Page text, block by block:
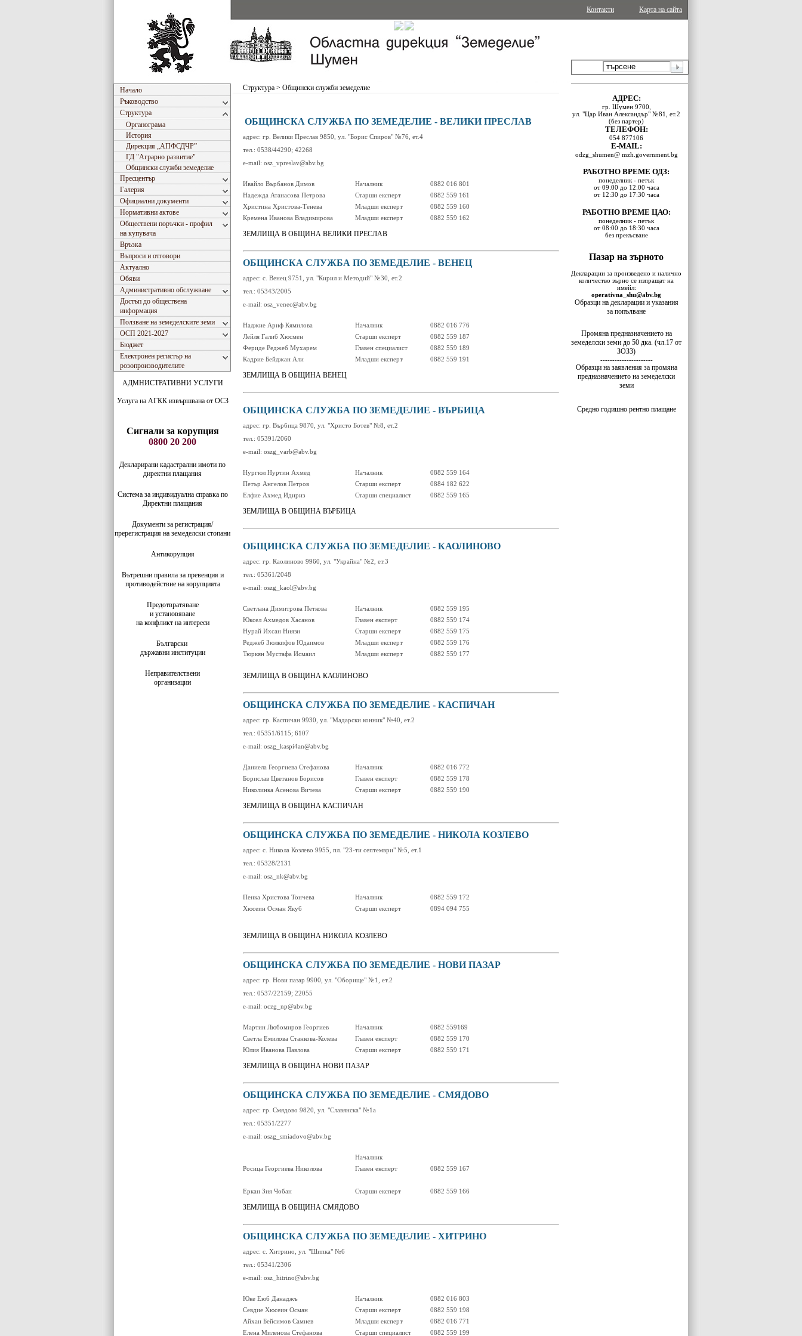
Карта на сайта
Контакти
Начало
Ръководство
Структура
Органограма
История
Дирекция „АПФСДЧР”
ГД "Аграрно развитиe"
Общински служби земеделие
Пресцентър
Галерия
Официални документи
Нормативни актове
Обществени поръчки - профил
на купувача
Връзка
Въпроси и отговори
Актуално
Обяви
Административно обслужване
Достъп до обществена
информация
Ползване на земеделските земи
ОСП 2021-2027
Бюджет
Електронен регистър на
розопроизводителите
АДМНИСТРАТИВНИ УСЛУГИ
Услуга на АГКК извършвана от ОСЗ
Сигнали за корупция
0800 20 200
Декларирани кадастрални имоти по
директни плащания
Система за индивидуaлна справка по
Директни плащания
Документи за регистрация/
пререгистрация на земеделски стопани
Антикорупция
Вътрешни правила за превенция и
противодействие на корупцията
Предотвратяване
и установяване
на конфликт на интереси
Български
държавни институции
Неправителствени
организации
Структура > Общински служби земеделие
ОБЩИНСКА СЛУЖБА ПО ЗЕМЕДЕЛИЕ - ВЕЛИКИ ПРЕСЛАВ
адрес: гр. Велики Преслав 9850, ул. "Борис Спиров" №76, ет.4
тел.: 0538/44290; 42268
e-mail: osz_vpreslav@abv.bg
Ивайло Върбанов Димов Началник
0882 016 801
Надежда Атанасова Петрова
Старши експерт
0882 559 161
Христина Христова-Тенева
Младши експерт
0882 559 160
Кремена Иванова Владимирова
Младши експерт 0882 559 162
ЗЕМЛИЩА В ОБЩИНА ВЕЛИКИ ПРЕСЛАВ
ОБЩИНСКА СЛУЖБА ПО ЗЕМЕДЕЛИЕ - ВЕНЕЦ
адрес: с. Венец 9751, ул. "Кирил и Методий" №30, ет.2
тел.: 05343/2005
e-mail: osz_venec@abv.bg
Наджие Ариф Кямилова Началник
0882 016 776
Лейля Галиб Хюсмен
Старши експерт
0882 559 187
Фериде Реджеб Мухарем
Главен специалист
0882 559 189
Кадрие Бейджан Али
Младши експерт 0882 559 191
ЗЕМЛИЩА В ОБЩИНА ВЕНЕЦ
ОБЩИНСКА СЛУЖБА ПО ЗЕМЕДЕЛИЕ - ВЪРБИЦА
адрес: гр. Върбица 9870, ул. "Христо Ботев" №8, ет.2
тел.: 05391/2060
e-mail: oszg_varb@abv.bg
Нургюл Нуртин Ахмед Началник
0882 559 164
Петър Ангелов Петров
Старши експерт
0884 182 622
Елфие Ахмед Идириз
Старши специалист 0882 559 165
ЗЕМЛИЩА В ОБЩИНА ВЪРБИЦА
ОБЩИНСКА СЛУЖБА ПО ЗЕМЕДЕЛИЕ - КАОЛИНОВО
адрес: гр. Каолиново 9960, ул. "Украйна" №2, ет.3
тел.: 05361/2048
e-mail: oszg_kaol@abv.bg
Светлана Димитрова Петкова Началник
0882 559 195
Юксел Ахмедов Хасанов
Главен експерт
0882 559 174
Нурай Ихсан Ниязи
Старши експерт
0882 559 175
Реджеб Зюлкифов Юдаимов
Младши експерт
0882 559 176
Тюркян Мустафа Исмаил
Младши експерт 0882 559 177
ЗЕМЛИЩА В ОБЩИНА КАОЛИНОВО
ОБЩИНСКА СЛУЖБА ПО ЗЕМЕДЕЛИЕ - КАСПИЧАН
адрес: гр. Каспичан 9930, ул. "Мадарски конник" №40, ет.2
тел.: 05351/6115; 6107
e-mail: oszg_kaspi4an@abv.bg
Даниела Георгиева Стефанова Началник
0882 016 772
Борислав Цветанов Борисов
Главен експерт
0882 559 178
Николинка Асенова Вичева
Старши експерт 0882 559 190
ЗЕМЛИЩА В ОБЩИНА КАСПИЧАН
ОБЩИНСКА СЛУЖБА ПО ЗЕМЕДЕЛИЕ - НИКОЛА КОЗЛЕВО
адрес: с. Никола Козлево 9955, пл. "23-ти септември" №5, ет.1
тел.: 05328/2131
e-mail: osz_nk@abv.bg
Пенка Христова Тончева Началник
0882 559 172
Хюсеин Осман Якуб
Старши експерт 0894 094 755
ЗЕМЛИЩА В ОБЩИНА НИКОЛА КОЗЛЕВО
ОБЩИНСКА СЛУЖБА ПО ЗЕМЕДЕЛИЕ - НОВИ ПАЗАР
адрес: гр. Нови пазар 9900, ул. "Оборище" №1, ет.2
тел.: 0537/22159; 22055
e-mail: oczg_np@abv.bg
Мартин Любомиров Георгиев Началник
0882 559169
Светла Емилова Станкова-Колева
Главен експерт
0882 559 170
Юлия Иванова Павлова
Старши експерт 0882 559 171
ЗЕМЛИЩА В ОБЩИНА НОВИ ПАЗАР
ОБЩИНСКА СЛУЖБА ПО ЗЕМЕДЕЛИЕ - СМЯДОВО
адрес: гр. Смядово 9820, ул. "Славянска" №1а
тел.: 05351/2277
e-mail: oszg_smiadovo@abv.bg
Началник
Росица Георгиева Николова
Главен експерт 0882 559 167
Еркан Зия Чобан Старши експерт 0882 559 166
ЗЕМЛИЩА В ОБЩИНА СМЯДОВО
ОБЩИНСКА СЛУЖБА ПО ЗЕМЕДЕЛИЕ - ХИТРИНО
адрес: с. Хитрино, ул. "Шипка" №6
тел.: 05341/2306
e-mail: osz_hitrino@abv.bg
Юке Еюб Данаджъ Началник
0882 016 803
Севдие Хюсеин Осман
Старши експерт
0882 559 198
Айхан Бейсимов Самиев
Младши експерт
0882 016 771
Елена Миленова Стефанова
Старши специалист 0882 559 199
АДРЕС:
гр. Шумен 9700,
ул. "Цар Иван Александър" №81, ет.2
(без партер)
ТЕЛЕФОН:
054 877106
E-MAIL:
odzg_shumen@ mzh.government.bg
РАБОТНО ВРЕМЕ ОДЗ:
понеделник - петък
от 09:00 до 12:00 часа
от 12:30 до 17:30 часа
РАБОТНО ВРЕМЕ ЦАО:
понеделник - петък
от 08:00 до 18:30 часа
без прекъсване
Пазар на зърното
Декларации за произведено и налично
количество зърно се изпращат на
имейл:
operativna_shu@abv.bg
Образци на декларации и указания
за попълване
Промяна предназначението на
земеделски земи до 50 дка. (чл.17 от
ЗОЗЗ)
----------------------
Образци на заявления за промяна
предназначението на земеделски
земи
Средно годишно рентно плащане